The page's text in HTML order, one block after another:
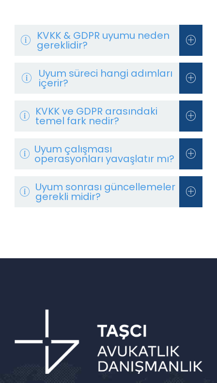
KVKK & GDPR uyumu neden
gereklidir?
Uyum süreci hangi adımları
içerir?
KVKK ve GDPR arasındaki
temel fark nedir?
Uyum çalışması
operasyonları yavaşlatır mı?
Uyum sonrası güncellemeler
gerekli midir?